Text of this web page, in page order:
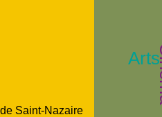
Saint-Nazaire